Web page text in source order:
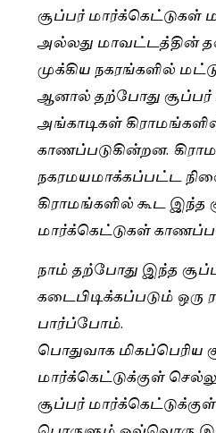
சூப்பர் மார்க்கெட்டுகள்
அல்லது மாவட்டத்தின்
முக்கிய நகரங்களில்
ஆனால் தற்போது சூப்பர்
அங்காடிகள்
காணப்படுகின்றன.
நகரமயமாக்கப்பட்ட
கிராமங்களில் கூட இந்த
மார்க்கெட்டுகள்
நாம் தற்போது இந்த
கடைபிடிக்கப்படும்
பார்ப்போம்.
பொதுவாக மிகப்பெரிய
மார்க்கெட்டுக்குள்
சூப்பர்